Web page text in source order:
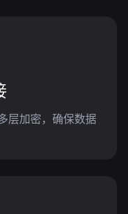
层加密，确保数据